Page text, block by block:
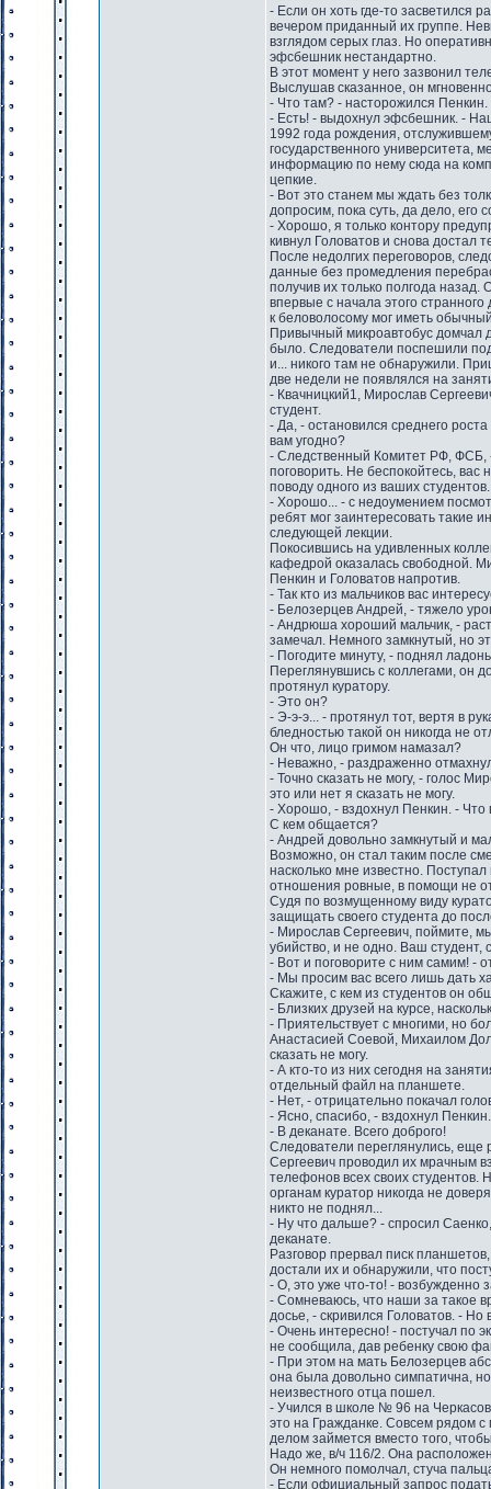
- Если он хоть где-то засветился
вечером приданный их группе.
взглядом серых глаз. Но
эфсбешник нестандартно.
В этот момент у него зазвонил
Выслушав сказанное, он
- Что там? - насторожился Пенкин.
- Есть! - выдохнул эфсбешник. -
1992 года рождения,
государственного университета,
информацию по нему сюда на
цепкие.
- Вот это станем мы ждать без
допросим, пока суть, да дело, его
- Хорошо, я только контору
кивнул Головатов и снова достал
После недолгих переговоров,
данные без промедления
получив их только полгода
впервые с начала этого
к беловолосому мог иметь
Привычный микроавтобус домчал
было. Следователи поспешили
и... никого там не обнаружили.
две недели не появлялся на
- Квачницкий1, Мирослав
студент.
- Да, - остановился среднего
вам угодно?
- Следственный Комитет РФ, ФСБ,
поговорить. Не беспокойтесь, вас
поводу одного из ваших студентов.
- Хорошо... - с недоумением
ребят мог заинтересовать такие
следующей лекции.
Покосившись на удивленных
кафедрой оказалась свободной.
Пенкин и Головатов напротив.
- Так кто из мальчиков вас
- Белозерцев Андрей, - тяжело
- Андрюша хороший мальчик, -
замечал. Немного замкнутый, но
- Погодите минуту, - поднял
Переглянувшись с коллегами, он
протянул куратору.
- Это он?
- Э-э-э... - протянул тот, вертя в
бледностью такой он никогда не
Он что, лицо гримом намазал?
- Неважно, - раздраженно
- Точно сказать не могу, - голос
это или нет я сказать не могу.
- Хорошо, - вздохнул Пенкин. - Что
С кем общается?
- Андрей довольно замкнутый и
Возможно, он стал таким после
насколько мне известно.
отношения ровные, в помощи не
Судя по возмущенному виду
защищать своего студента до
- Мирослав Сергеевич, поймите,
убийство, и не одно. Ваш студент,
- Вот и поговорите с ним самим! -
- Мы просим вас всего лишь дать
Скажите, с кем из студентов он
- Близких друзей на курсе,
- Приятельствует с многими, но
Анастасией Соевой, Михаилом
сказать не могу.
- А кто-то из них сегодня на
отдельный файл на планшете.
- Нет, - отрицательно покачал
- Ясно, спасибо, - вздохнул
- В деканате. Всего доброго!
Следователи переглянулись, еще
Сергеевич проводил их мрачным
телефонов всех своих
органам куратор никогда не
никто не поднял...
- Ну что дальше? - спросил
деканате.
Разговор прервал писк
достали их и обнаружили, что
- О, это уже что-то! - возбужденно
- Сомневаюсь, что наши за такое
досье, - скривился Головатов. -
- Очень интересно! - постучал по
не сообщила, дав ребенку свою
- При этом на мать Белозерцев
она была довольно симпатична,
неизвестного отца пошел.
- Учился в школе № 96 на
это на Гражданке. Совсем рядом с
делом займется вместо того,
Надо же, в/ч 116/2. Она
Он немного помолчал, стуча
- Если официальный запрос